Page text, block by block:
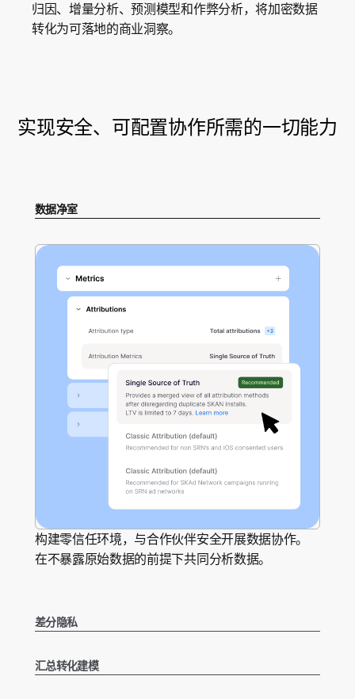
归因、增量分析、预测模型和作弊分析，将加密数据
转化为可落地的商业洞察。
实现安全、可配置协作所需的一切能力
数据净室
构建零信任环境，与合作伙伴安全开展数据协作。
在不暴露原始数据的前提下共同分析数据。
差分隐私
汇总转化建模